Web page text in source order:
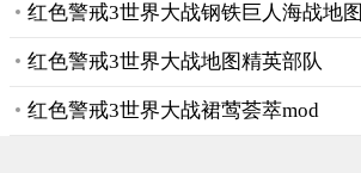
红色警戒3世界大战钢铁巨人海战地图
红色警戒3世界大战地图精英部队
红色警戒3世界大战裙莺荟萃mod